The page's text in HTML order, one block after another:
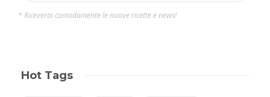
* Riceverai comodamente le nuove ricette e news!
Hot Tags